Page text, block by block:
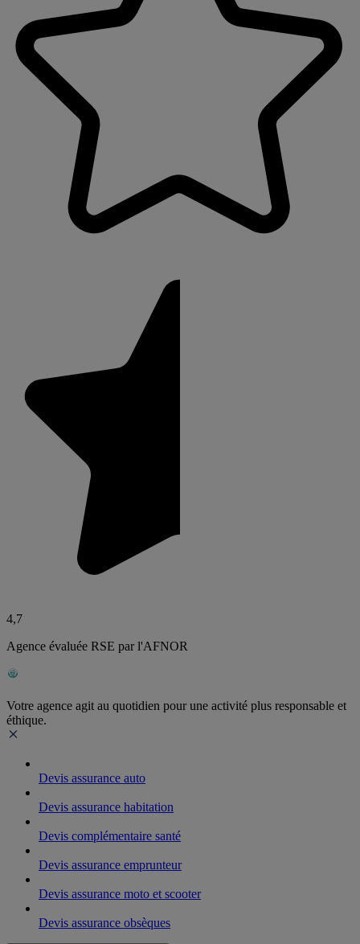
4,7
Agence évaluée RSE par l'AFNOR
Votre agence agit au quotidien pour une activité plus responsable et
éthique.
Devis assurance auto
Devis assurance habitation
Devis complémentaire santé
Devis assurance emprunteur
Devis assurance moto et scooter
Devis assurance obsèques